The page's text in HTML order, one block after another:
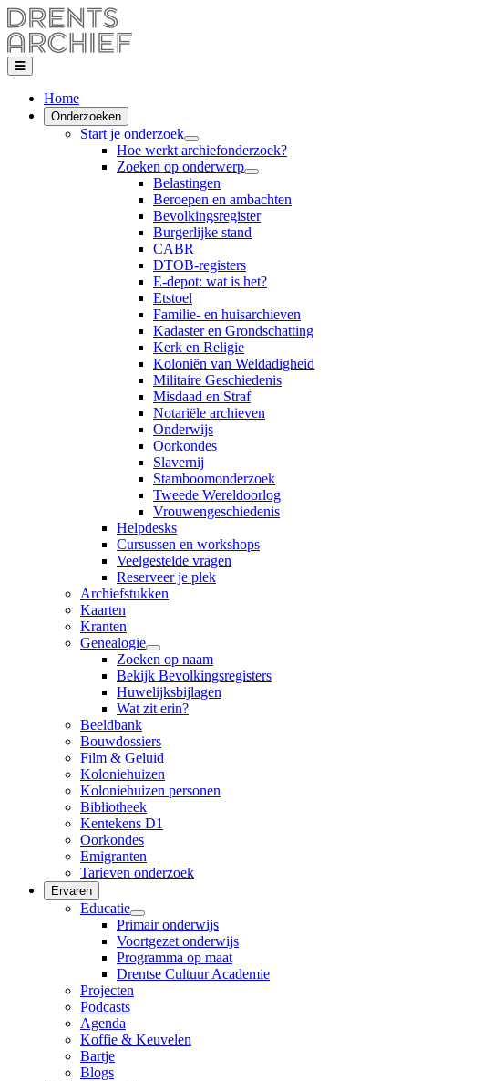
Home
Onderzoeken
Start je onderzoek
Hoe werkt archiefonderzoek?
Zoeken op onderwerp
Belastingen
Beroepen en ambachten
Bevolkingsregister
Burgerlijke stand
CABR
DTOB-registers
E-depot: wat is het?
Etstoel
Familie- en huisarchieven
Kadaster en Grondschatting
Kerk en Religie
Koloniën van Weldadigheid
Militaire Geschiedenis
Misdaad en Straf
Notariële archieven
Onderwijs
Oorkondes
Slavernij
Stamboomonderzoek
Tweede Wereldoorlog
Vrouwengeschiedenis
Helpdesks
Cursussen en workshops
Veelgestelde vragen
Reserveer je plek
Archiefstukken
Kaarten
Kranten
Genealogie
Zoeken op naam
Bekijk Bevolkingsregisters
Huwelijksbijlagen
Wat zit erin?
Beeldbank
Bouwdossiers
Film & Geluid
Koloniehuizen
Koloniehuizen personen
Bibliotheek
Kentekens D1
Oorkondes
Emigranten
Tarieven onderzoek
Ervaren
Educatie
Primair onderwijs
Voortgezet onderwijs
Programma op maat
Drentse Cultuur Academie
Projecten
Podcasts
Agenda
Koffie & Keuvelen
Bartje
Blogs